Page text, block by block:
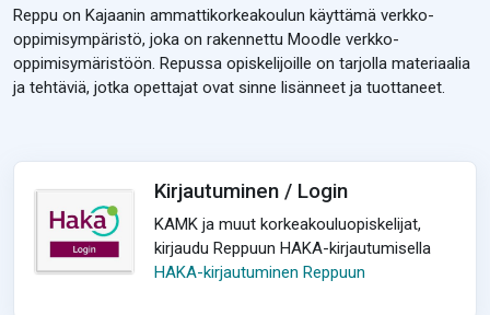
Reppu on Kajaanin ammattikorkeakoulun käyttämä verkko-
oppimisympäristö, joka on rakennettu Moodle verkko-
oppimisymäristöön. Repussa opiskelijoille on tarjolla materiaalia
ja tehtäviä, jotka opettajat ovat sinne lisänneet ja tuottaneet.
Kirjautuminen / Login
KAMK ja muut korkeakouluopiskelijat,
kirjaudu Reppuun HAKA-kirjautumisella
HAKA-kirjautuminen Reppuun